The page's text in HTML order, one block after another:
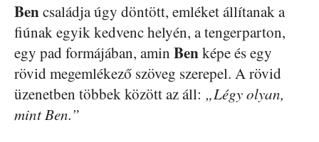
Bencsaládja úgy döntött, emléket állítanak a
fiúnak egyik kedvenc helyén, a tengerparton,
egy pad formájában, amin Benképe és egy
rövid megemlékező szöveg szerepel. A rövid
üzenetben többek között az áll: „Légy olyan,
mint Ben.”